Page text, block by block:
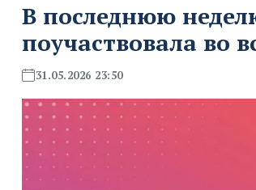
В последнюю
поучаствовала во
31.05.2026 23:50